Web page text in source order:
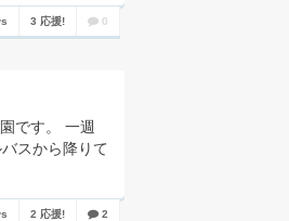
3 応援! 0
です。 一週
スから降りて
2 応援! 2